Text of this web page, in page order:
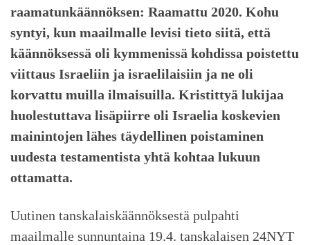
raamatunkäännöksen: Raamattu 2020. Kohu
syntyi, kun maailmalle levisi tieto siitä, että
käännöksessä oli kymmenissä kohdissa poistettu
viittaus Israeliin ja israelilaisiin ja ne oli
korvattu muilla ilmaisuilla. Kristittyä lukijaa
huolestuttava lisäpiirre oli Israelia koskevien
mainintojen lähes täydellinen poistaminen
uudesta testamentista yhtä kohtaa lukuun
ottamatta.
Uutinen tanskalaiskäännöksestä pulpahti
maailmalle sunnuntaina 19.4. tanskalaisen 24NYT